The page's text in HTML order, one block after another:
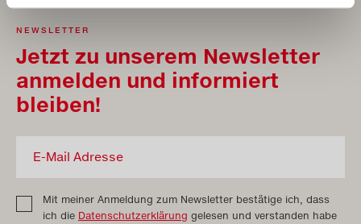
NEWSLETTER
Jetzt zu unserem Newsletter
anmelden und informiert
bleiben!
Mit meiner Anmeldung zum Newsletter bestätige ich, dass
ich die Datenschutzerklärung gelesen und verstanden habe